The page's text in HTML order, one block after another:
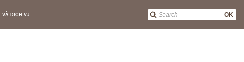
OK
VÀ DỊCH VỤ